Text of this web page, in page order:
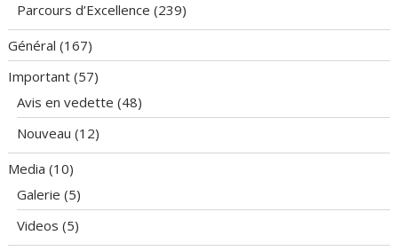
Parcours d’Excellence (239)
Général (167)
Important (57)
Avis en vedette (48)
Nouveau (12)
Media (10)
Galerie (5)
Videos (5)